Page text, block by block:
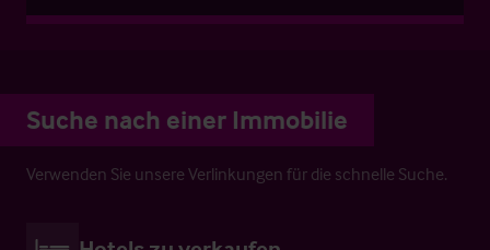
Suche nach einer Immobilie
Verwenden Sie unsere Verlinkungen für die schnelle Suche.